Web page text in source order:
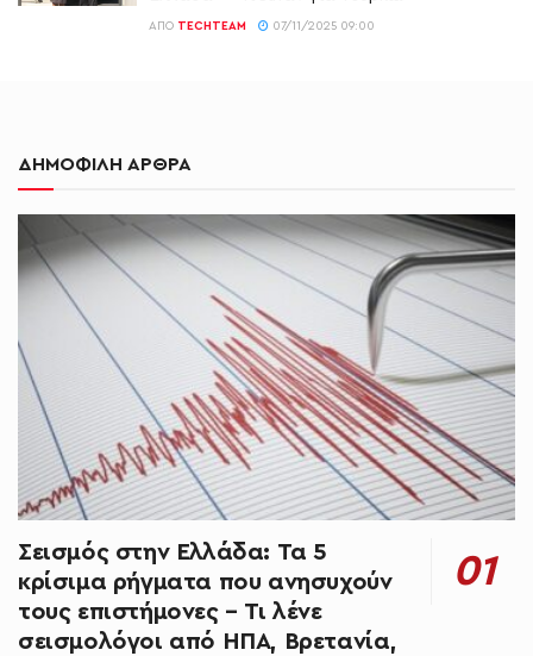
ΑΠΌ TECHTEAM 07/11/2025 09:00
ΔΗΜΟΦΙΛΗ ΑΡΘΡΑ
Σεισμός στην Ελλάδα: Τα 5
κρίσιμα ρήγματα που ανησυχούν
τους επιστήμονες – Τι λένε
σεισμολόγοι από ΗΠΑ, Βρετανία,